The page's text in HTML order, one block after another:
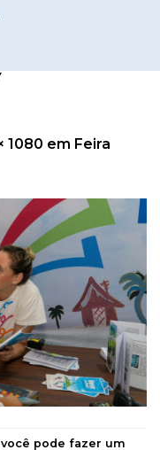
1080 em Feira
pode fazer um